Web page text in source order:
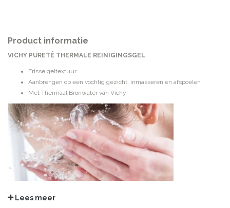
Product informatie
VICHY PURETÉ THERMALE REINIGINGSGEL
Frisse geltextuur
Aanbrengen op een vochtig gezicht, inmasseren en afspoelen
Met Thermaal Bronwater van Vichy
Lees meer